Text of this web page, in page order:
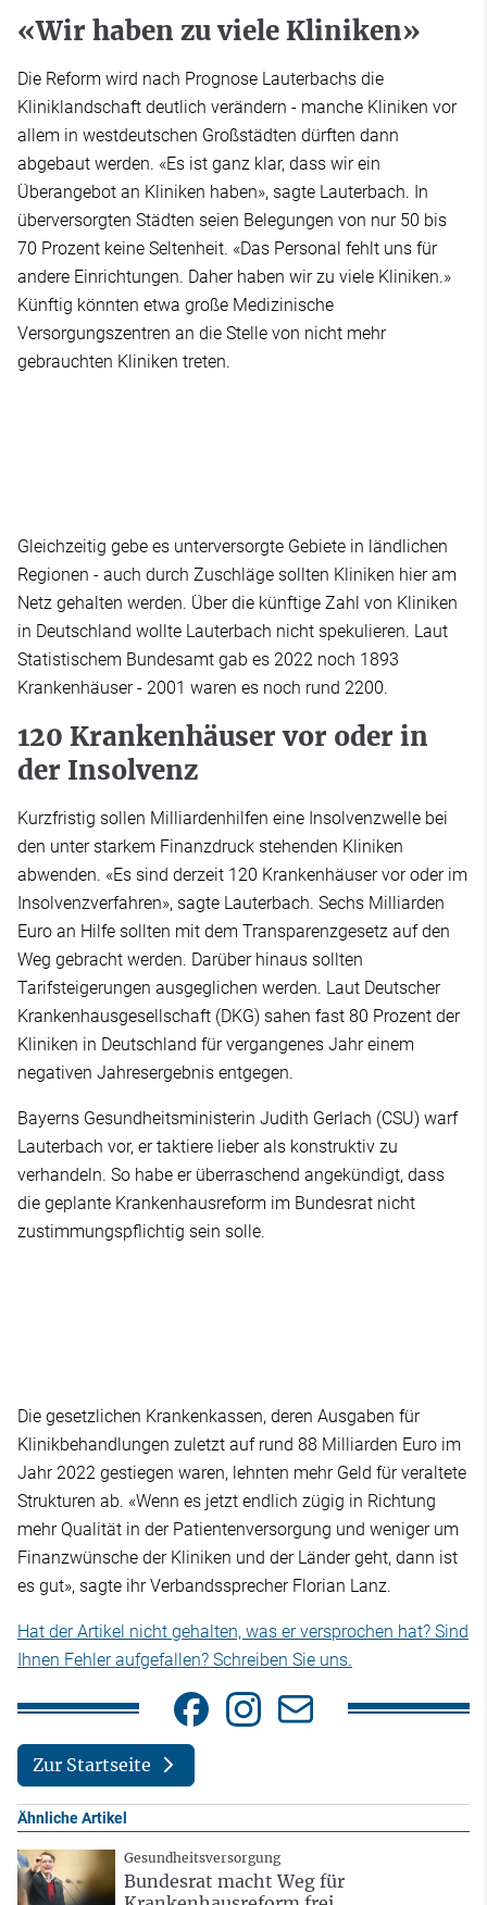
«Wir haben zu viele Kliniken»
Die Reform wird nach Prognose Lauterbachs die
Kliniklandschaft deutlich verändern - manche Kliniken vor
allem in westdeutschen Großstädten dürften dann
abgebaut werden. «Es ist ganz klar, dass wir ein
Überangebot an Kliniken haben», sagte Lauterbach. In
überversorgten Städten seien Belegungen von nur 50 bis
70 Prozent keine Seltenheit. «Das Personal fehlt uns für
andere Einrichtungen. Daher haben wir zu viele Kliniken.»
Künftig könnten etwa große Medizinische
Versorgungszentren an die Stelle von nicht mehr
gebrauchten Kliniken treten.
Gleichzeitig gebe es unterversorgte Gebiete in ländlichen
Regionen - auch durch Zuschläge sollten Kliniken hier am
Netz gehalten werden. Über die künftige Zahl von Kliniken
in Deutschland wollte Lauterbach nicht spekulieren. Laut
Statistischem Bundesamt gab es 2022 noch 1893
Krankenhäuser - 2001 waren es noch rund 2200.
120 Krankenhäuser vor oder in
der Insolvenz
Kurzfristig sollen Milliardenhilfen eine Insolvenzwelle bei
den unter starkem Finanzdruck stehenden Kliniken
abwenden. «Es sind derzeit 120 Krankenhäuser vor oder im
Insolvenzverfahren», sagte Lauterbach. Sechs Milliarden
Euro an Hilfe sollten mit dem Transparenzgesetz auf den
Weg gebracht werden. Darüber hinaus sollten
Tarifsteigerungen ausgeglichen werden. Laut Deutscher
Krankenhausgesellschaft (DKG) sahen fast 80 Prozent der
Kliniken in Deutschland für vergangenes Jahr einem
negativen Jahresergebnis entgegen.
Bayerns Gesundheitsministerin Judith Gerlach (CSU) warf
Lauterbach vor, er taktiere lieber als konstruktiv zu
verhandeln. So habe er überraschend angekündigt, dass
die geplante Krankenhausreform im Bundesrat nicht
zustimmungspflichtig sein solle.
Die gesetzlichen Krankenkassen, deren Ausgaben für
Klinikbehandlungen zuletzt auf rund 88 Milliarden Euro im
Jahr 2022 gestiegen waren, lehnten mehr Geld für veraltete
Strukturen ab. «Wenn es jetzt endlich zügig in Richtung
mehr Qualität in der Patientenversorgung und weniger um
Finanzwünsche der Kliniken und der Länder geht, dann ist
es gut», sagte ihr Verbandssprecher Florian Lanz.
Hat der Artikel nicht gehalten, was er versprochen hat? Sind
Ihnen Fehler aufgefallen? Schreiben Sie uns.
Zur Startseite
Ähnliche Artikel
Gesundheitsversorgung
Bundesrat macht Weg für